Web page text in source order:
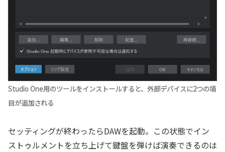
Studio One用のツールをインストールすると、外部デバイスに2つの項
目が追加される
セッティングが終わったらDAWを起動。この状態でイン
ストゥルメントを立ち上げて鍵盤を弾けば演奏できるのは